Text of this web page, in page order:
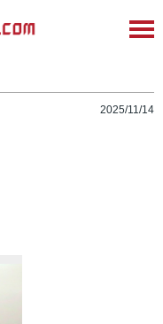
2025/11/14